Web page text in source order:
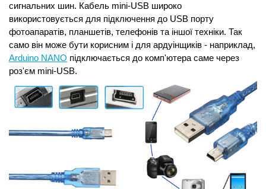
сигнальних шин. Кабель mini-USB широко
використовується для підключення до USB порту
фотоапаратів, планшетів, телефонів та іншої техніки. Так
само він може бути корисним і для ардуінщиків - наприклад,
Arduino NANO підключається до комп'ютера саме через
роз'єм mini-USB.